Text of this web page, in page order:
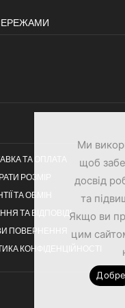
ТА ОПЛАТА
РОЗМІР
ТА ОБМІН
ТА ВІДПОВІДІ
ПОВЕРНЕННЯ
КОНФІДЕНЦІЙНОСТІ
Ми
щоб
досвід
та
Якщо ви
цим
Добре